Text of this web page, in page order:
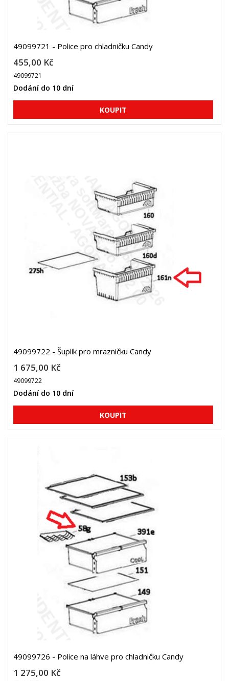
49099721 - Police pro chladničku Candy
455,00 Kč
49099721
Dodání do 10 dní
49099722 - Šuplík pro mrazničku Candy
1 675,00 Kč
49099722
Dodání do 10 dní
49099726 - Police na láhve pro chladničku Candy
1 275,00 Kč